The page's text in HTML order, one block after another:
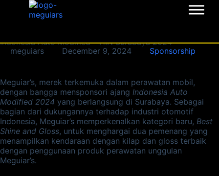
Indonesia Auto Modified – HIN Surabaya 2024
meguiars
December 9, 2024 Sponsorship
Meguiar’s, merek terkemuka dalam perawatan mobil,
dengan bangga mensponsori ajang Indonesia Auto
Modified 2024 yang berlangsung di Surabaya. Sebagai
bagian dari dukungannya terhadap industri otomotif
Indonesia, Meguiar’s memperkenalkan kategori baru, Best
Shine and Gloss, untuk menghargai dua pemenang yang
menampilkan kendaraan dengan kilap dan gloss terbaik
dengan penggunaan produk perawatan unggulan
Meguiar’s.